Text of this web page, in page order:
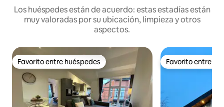
Los huéspedes están de acuerdo: estas estadías están
muy valoradas por su ubicación, limpieza y otros
aspectos.
Favorito entre huéspedes
Favorito entre huéspedes Favorito entre
Favorito entre